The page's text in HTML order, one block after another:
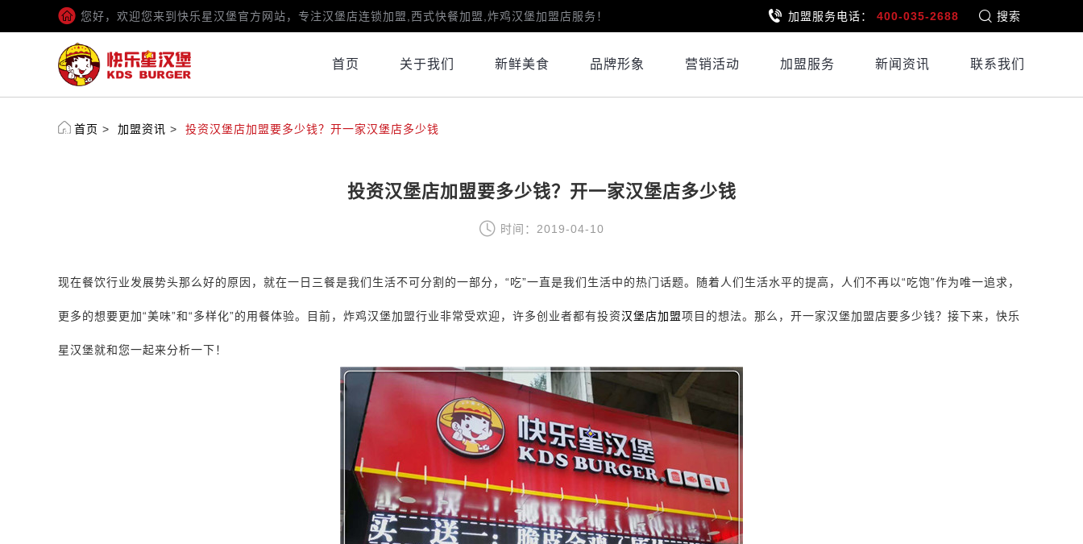
您好，欢迎您来到快乐星汉堡官方网站，专注汉堡店连锁加盟,西式快餐加盟,炸鸡汉堡加盟店服务！ 加盟服务电话： 400-035-2688 搜索
首页 关于我们 新鲜美食 品牌形象 营销活动 加盟服务 新闻资讯 联系我们
首页 > 加盟资讯 > 投资汉堡店加盟要多少钱？开一家汉堡店多少钱
投资汉堡店加盟要多少钱？开一家汉堡店多少钱
时间：2019-04-10
现在餐饮行业发展势头那么好的原因，就在一日三餐是我们生活不可分割的一部分，“吃”一直是我们生活中的热门话题。随着人们生活水平的提高，人们不再以“吃饱”作为唯一追求，
更多的想要更加“美味”和“多样化”的用餐体验。目前，炸鸡汉堡加盟行业非常受欢迎，许多创业者都有投资汉堡店加盟项目的想法。那么，开一家汉堡加盟店要多少钱？接下来，快乐
星汉堡就和您一起来分析一下！